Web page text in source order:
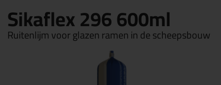
Sikaflex 296 600ml
Ruitenlijm voor glazen ramen in de scheepsbouw